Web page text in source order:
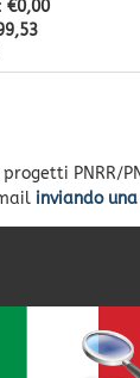
€0,00
PNRR/
inviando